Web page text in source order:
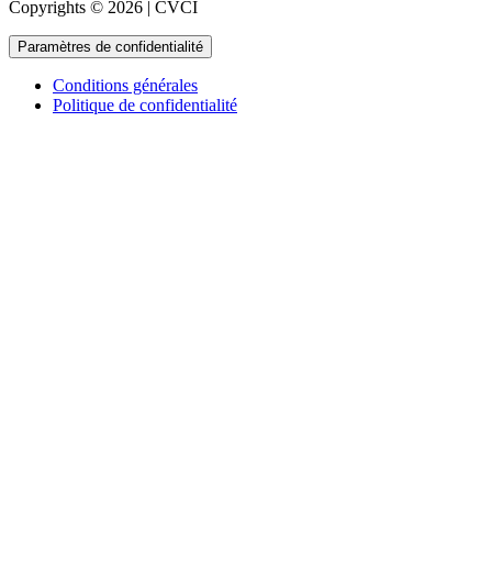
Copyrights © 2026 | CVCI
Paramètres de confidentialité
Conditions générales
Politique de confidentialité